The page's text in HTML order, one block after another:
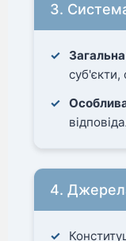
3.
суб'єкти,
4.